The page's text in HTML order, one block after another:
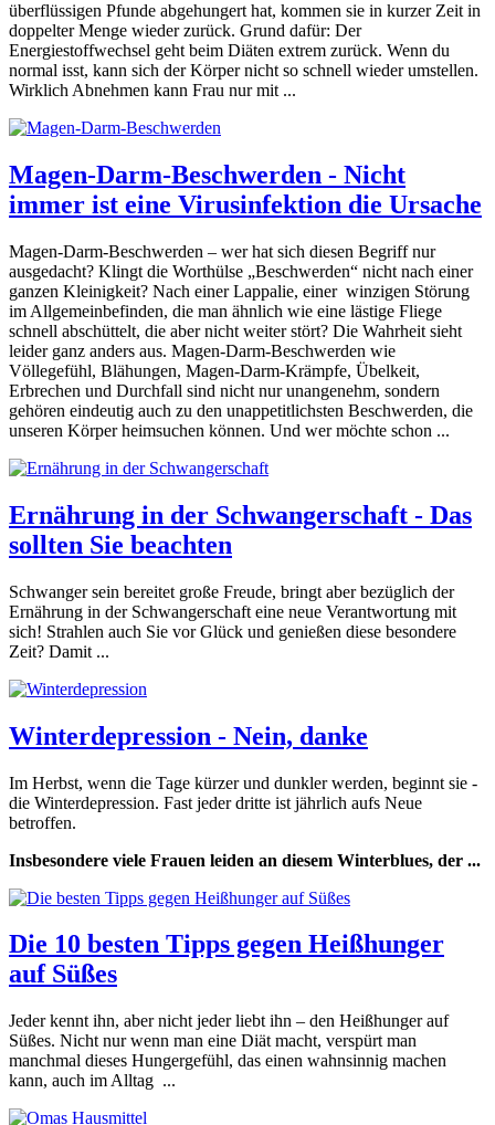
überflüssigen Pfunde abgehungert hat, kommen sie in kurzer Zeit in
doppelter Menge wieder zurück. Grund dafür: Der
Energiestoffwechsel geht beim Diäten extrem zurück. Wenn du
normal isst, kann sich der Körper nicht so schnell wieder umstellen.
Wirklich Abnehmen kann Frau nur mit ...
Magen-Darm-Beschwerden - Nicht
immer ist eine Virusinfektion die Ursache
Magen-Darm-Beschwerden – wer hat sich diesen Begriff nur
ausgedacht? Klingt die Worthülse „Beschwerden“ nicht nach einer
ganzen Kleinigkeit? Nach einer Lappalie, einer winzigen Störung
im Allgemeinbefinden, die man ähnlich wie eine lästige Fliege
schnell abschüttelt, die aber nicht weiter stört? Die Wahrheit sieht
leider ganz anders aus. Magen-Darm-Beschwerden wie
Völlegefühl, Blähungen, Magen-Darm-Krämpfe, Übelkeit,
Erbrechen und Durchfall sind nicht nur unangenehm, sondern
gehören eindeutig auch zu den unappetitlichsten Beschwerden, die
unseren Körper heimsuchen können. Und wer möchte schon ...
Ernährung in der Schwangerschaft - Das
sollten Sie beachten
Schwanger sein bereitet große Freude, bringt aber bezüglich der
Ernährung in der Schwangerschaft eine neue Verantwortung mit
sich! Strahlen auch Sie vor Glück und genießen diese besondere
Zeit? Damit ...
Winterdepression - Nein, danke
Im Herbst, wenn die Tage kürzer und dunkler werden, beginnt sie -
die Winterdepression. Fast jeder dritte ist jährlich aufs Neue
betroffen.
Insbesondere viele Frauen leiden an diesem Winterblues, der ...
Die 10 besten Tipps gegen Heißhunger
auf Süßes
Jeder kennt ihn, aber nicht jeder liebt ihn – den Heißhunger auf
Süßes. Nicht nur wenn man eine Diät macht, verspürt man
manchmal dieses Hungergefühl, das einen wahnsinnig machen
kann, auch im Alltag ...